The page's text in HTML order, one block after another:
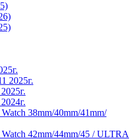
2025г.
38mm/40mm/41mm/
42mm/44mm/45 / ULTRA